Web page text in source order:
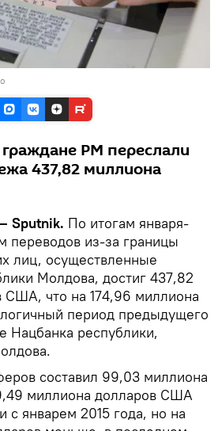
РМ переслали
437,82 миллиона
Sputnik. По итогам января-
переводов из-за границы
лиц, осуществленные
Молдова, достиг 437,82
США, что на 174,96 миллиона
период предыдущего
Нацбанка республики,
составил 99,03 миллиона
миллиона долларов США
с январем 2015 года, но на